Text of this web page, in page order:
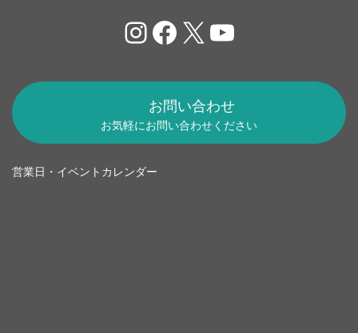
Instagram
Facebook
X YouTube
お問い合わせ
お気軽にお問い合わせください
営業日・イベントカレンダー